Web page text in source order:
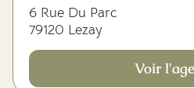
6 Rue Du Parc
79120 Lezay
Voir